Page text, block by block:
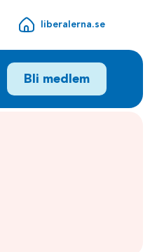
liberalerna.se
Bli medlem